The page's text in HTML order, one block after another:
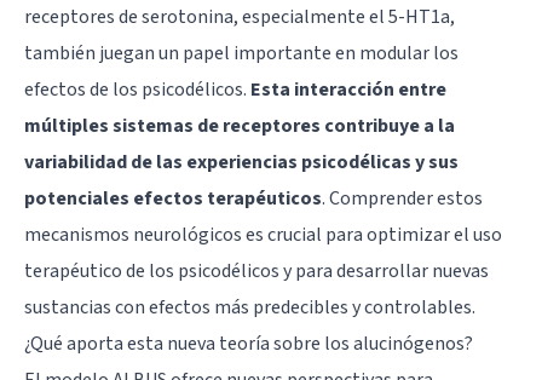
receptores de serotonina, especialmente el 5-HT1a,
también juegan un papel importante en modular los
efectos de los psicodélicos. Esta interacción entre
múltiples sistemas de receptores contribuye a la
variabilidad de las experiencias psicodélicas y sus
potenciales efectos terapéuticos. Comprender estos
mecanismos neurológicos es crucial para optimizar el uso
terapéutico de los psicodélicos y para desarrollar nuevas
sustancias con efectos más predecibles y controlables.
¿Qué aporta esta nueva teoría sobre los alucinógenos?